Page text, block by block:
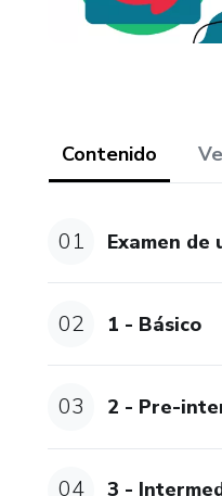
Contenido
01 Examen de
02 1 - Básico
03 2 - Pre-
04 3 -